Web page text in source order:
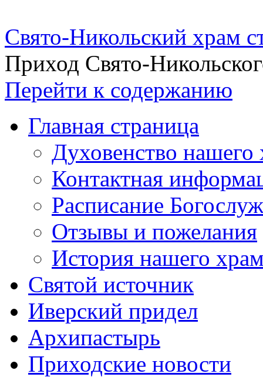
Свято-Никольский храм
Приход Свято-
Перейти к содержанию
Главная страница
Духовенство нашего
Контактная
Расписание
Отзывы и пожелания
История нашего
Святой источник
Иверский придел
Архипастырь
Приходские новости